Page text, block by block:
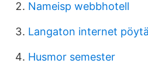
Nameisp webbhotell
Langaton internet
Husmor semester